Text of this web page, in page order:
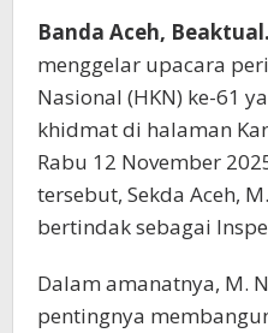
Banda Aceh,
menggelar upacara
Nasional (HKN) ke-61
khidmat di halaman
Rabu 12 November
tersebut, Sekda Aceh,
bertindak sebagai
Dalam amanatnya, M.
pentingnya